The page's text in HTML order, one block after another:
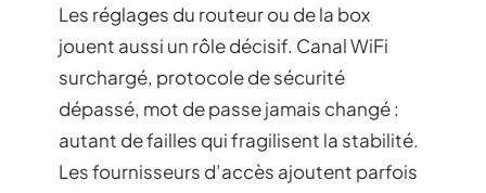
Les réglages du routeur ou de la box
jouent aussi un rôle décisif. Canal WiFi
surchargé, protocole de sécurité
dépassé, mot de passe jamais changé :
autant de failles qui fragilisent la stabilité.
Les fournisseurs d’accès ajoutent parfois